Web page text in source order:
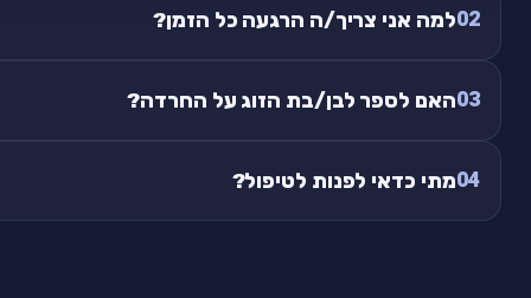
02למה אני צריך/ה הרגעה כל הזמן?
03האם לספר לבן/בת הזוג על החרדה?
04מתי כדאי לפנות לטיפול?